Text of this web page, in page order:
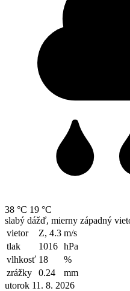
38 °C 19 °C
slabý dážď, mierny západný
vietor
Z, 4.3 m/s
tlak
1016 hPa
vlhkosť 18
%
zrážky
0.24
mm
utorok 11. 8. 2026